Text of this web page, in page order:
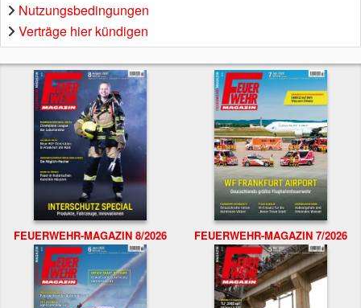
Nutzungsbedingungen
Verträge hier kündigen
FEUERWEHR-MAGAZIN 8/2026 FEUERWEHR-MAGAZIN 7/2026